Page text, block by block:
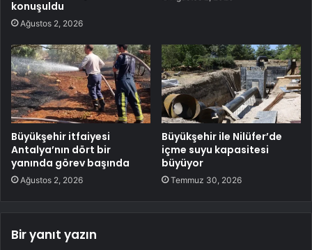
konuşuldu
Ağustos 2, 2026
Büyükşehir itfaiyesi
Antalya’nın dört bir
yanında görev başında
Ağustos 2, 2026
Büyükşehir ile Nilüfer’de
içme suyu kapasitesi
büyüyor
Temmuz 30, 2026
Bir yanıt yazın